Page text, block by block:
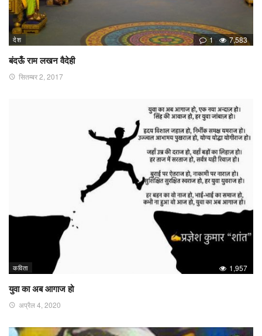
देश 1 7,583
बंदऊँ राम लखन वैदेही
सितम्बर 2, 2017
कविता 1,957
युवा का अब आगाज हो
अप्रैल 4, 2020